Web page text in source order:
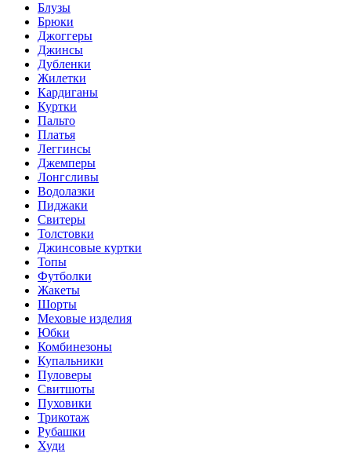
Блузы
Брюки
Джоггеры
Джинсы
Дубленки
Жилетки
Кардиганы
Куртки
Пальто
Платья
Леггинсы
Джемперы
Лонгсливы
Водолазки
Пиджаки
Свитеры
Толстовки
Джинсовые куртки
Топы
Футболки
Жакеты
Шорты
Меховые изделия
Юбки
Комбинезоны
Купальники
Пуловеры
Свитшоты
Пуховики
Трикотаж
Рубашки
Худи